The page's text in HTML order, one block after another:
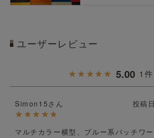
ユーザーレビュー
5.00 1
Simon15 投稿日
マルチカラー横型、ブルー系パッチワ